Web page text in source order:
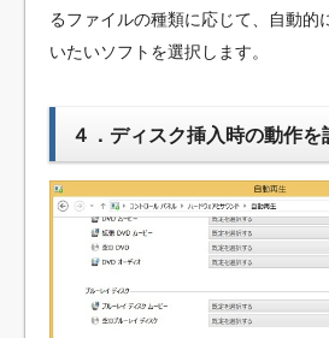
るファイルの種類に応じて、自動的
いたいソフトを選択します。
４．ディスク挿入時の動作を